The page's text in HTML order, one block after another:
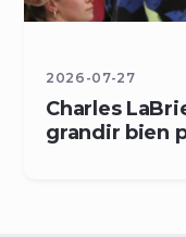
2026-07-27
Charles
grandir bien